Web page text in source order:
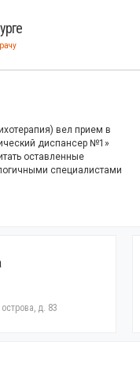
вел прием в
диспансер №1»
оставленные
специалистами
д. 83